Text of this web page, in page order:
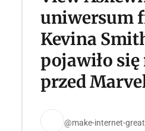
uniwersum
Kevina
pojawiło się
przed
@make-internet-